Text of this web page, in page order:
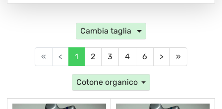
Cambia taglia
« < 1 2 3 4 6 > »
Cotone organico